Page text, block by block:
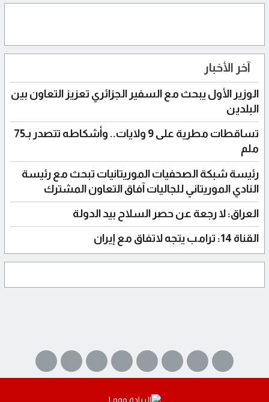
آخر الأخبار
الوزير الأول يبحث مع السفير الجزائري تعزيز التعاون بين
البلدين
تساقطات مطرية على 9 ولايات.. وأشكاطه تتصدر بـ75
ملم
رئيسة شبكة الصحفيات الموريتانيات تبحث مع رئيسة
النادي الموريتاني للجاليات آفاق التعاون المشترك
العراق: لا رجعة عن حصر السلاح بيد الدولة
القناة 14: ترامب يتجه لاتفاق مع إيران